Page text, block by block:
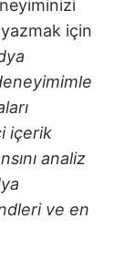
için
içerik
analiz
ve en